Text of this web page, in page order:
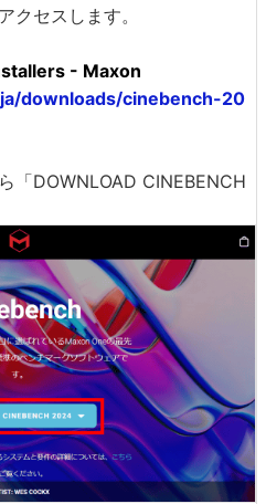
クセスします。
- Maxon
downloads/cinebench-20
「DOWNLOAD CINEBENCH